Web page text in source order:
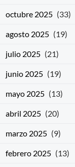
octubre 2025 (33)
agosto 2025 (19)
julio 2025 (21)
junio 2025 (19)
mayo 2025 (13)
abril 2025 (20)
marzo 2025 (9)
febrero 2025 (13)